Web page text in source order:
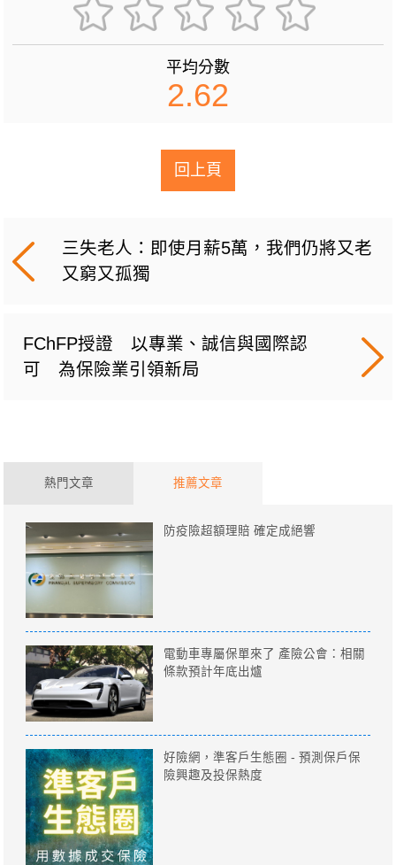
平均分數
2.62
回上頁
三失老人：即使月薪5萬，我們仍將又老
又窮又孤獨
FChFP授證 以專業、誠信與國際認
可 為保險業引領新局
熱門文章 推薦文章
防疫險超額理賠 確定成絕響
電動車專屬保單來了 產險公會：相關
條款預計年底出爐
好險網，準客戶生態圈 - 預測保戶保
險興趣及投保熱度